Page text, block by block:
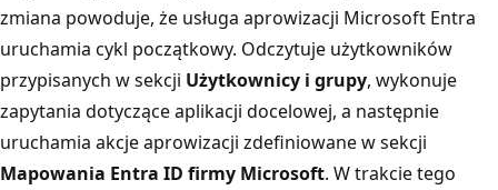
zmiana powoduje, że usługa aprowizacji Microsoft Entra
uruchamia cykl początkowy. Odczytuje użytkowników
przypisanych w sekcji Użytkownicy i grupy, wykonuje
zapytania dotyczące aplikacji docelowej, a następnie
uruchamia akcje aprowizacji zdefiniowane w sekcji
Mapowania Entra ID firmy Microsoft. W trakcie tego